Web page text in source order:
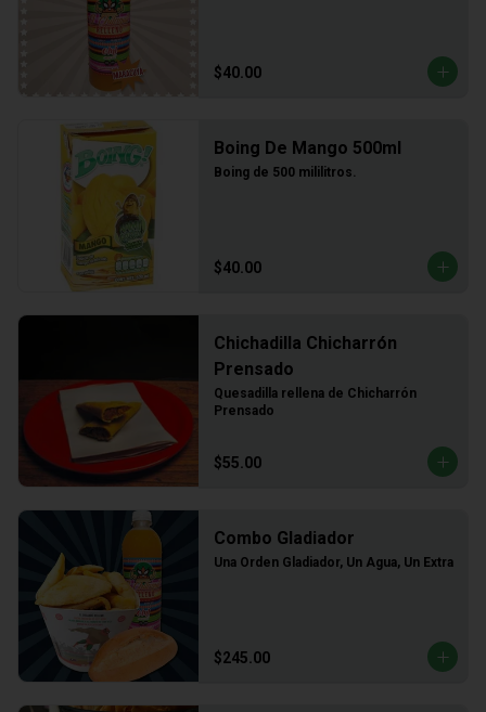
$40.00
Boing De Mango 500ml
Boing de 500 mililitros.
$40.00
Chichadilla Chicharrón
Prensado
Quesadilla rellena de Chicharrón
Prensado
$55.00
Combo Gladiador
Una Orden Gladiador, Un Agua, Un Extra
$245.00